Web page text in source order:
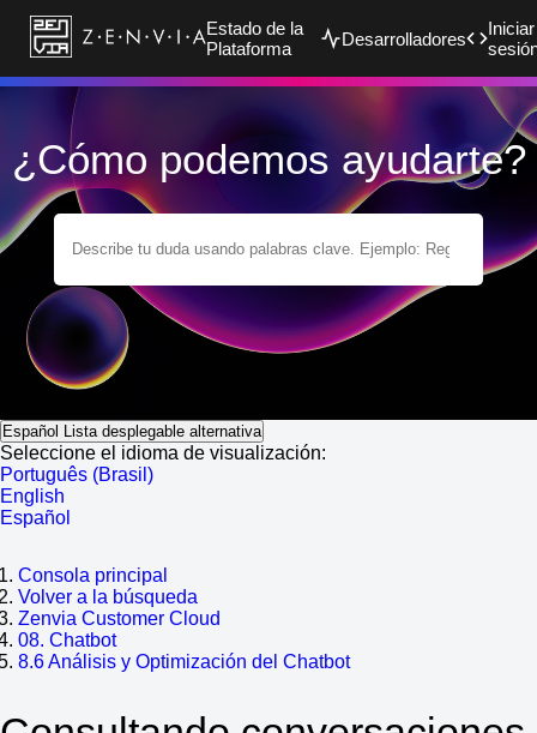
Estado de la
Plataforma
Desarrolladores
Iniciar
¿Cómo podemos ayudarte?
Español Lista desplegable alternativa
Seleccione el idioma de visualización:
Português (Brasil)
English
Español
Consola principal
Volver a la búsqueda
Zenvia Customer Cloud
08. Chatbot
8.6 Análisis y Optimización del Chatbot